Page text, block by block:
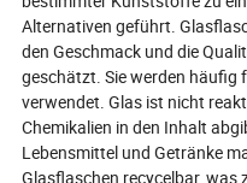
Alternativen geführt.
den Geschmack und die
geschätzt. Sie werden häufig
verwendet. Glas ist nicht
Chemikalien in den Inhalt
Lebensmittel und Getränke
Glasflaschen recycelbar,